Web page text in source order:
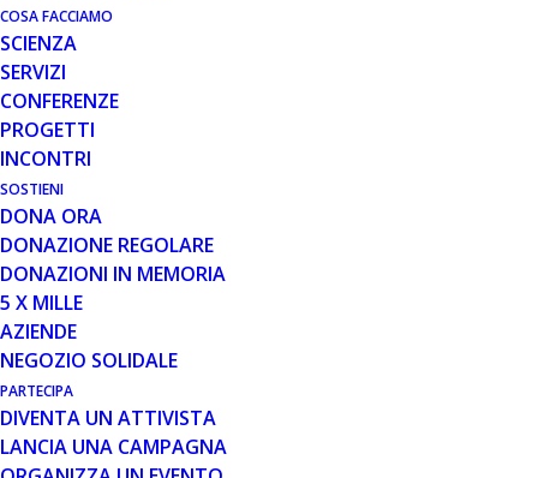
COSA FACCIAMO
SCIENZA
SERVIZI
CONFERENZE
PROGETTI
INCONTRI
SOSTIENI
DONA ORA
DONAZIONE REGOLARE
DONAZIONI IN MEMORIA
5 X MILLE
AZIENDE
NEGOZIO SOLIDALE
PARTECIPA
DIVENTA UN ATTIVISTA
LANCIA UNA CAMPAGNA
NOTIZIE DALLA CONFERENZA
PPMD: FOCUS SULLA TERAPIA
GENICA
Si è svolta dal 22 al 25 luglio, in forma virtuale, la
Conferenza annuale di Parent Project Muscular
Dystrophy, l’associazione statunitense di pazienti e
genitori di figli con DMD/BMD.
Nella terza giornata uno spazio specifico è stato
dedicato al tema della terapia genica. Condividiamo qui